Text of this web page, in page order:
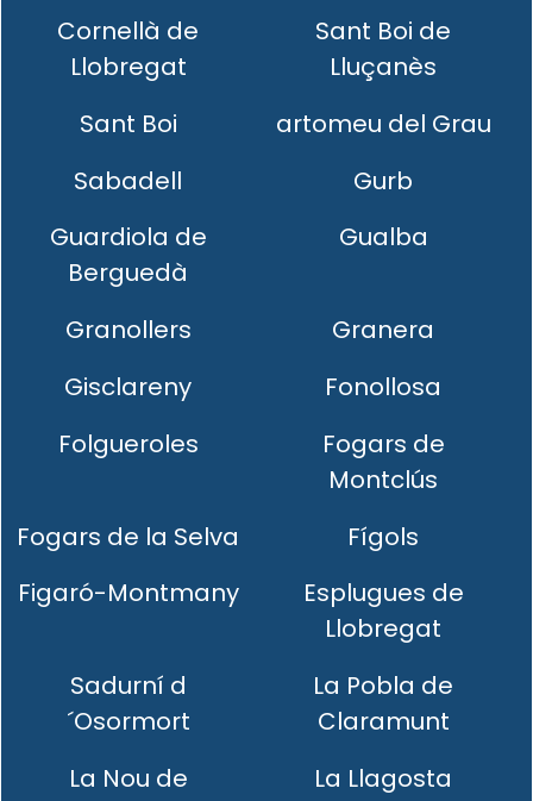
Cornellà de
Llobregat
Sant Boi de
Lluçanès
Sant Boi
artomeu del Grau
Sabadell
Gurb
Guardiola de
Berguedà
Gualba
Granollers
Granera
Gisclareny
Fonollosa
Folgueroles
Fogars de
Montclús
Fogars de la Selva
Fígols
Figaró-Montmany
Esplugues de
Llobregat
Sadurní d
´Osormort
La Pobla de
Claramunt
La Nou de
La Llagosta